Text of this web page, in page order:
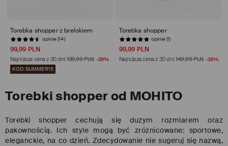
Torebka shopper z brelokiem
opinie (14)
99,99 PLN
Najniższa cena z 30 dni 139,99 PLN -29%
KOD: SUMMER15
Torebka shopper
opinie (1)
99,99 PLN
Najniższa cena z 30 dni 149,99 PLN -33%
Torebki shopper od MOHITO
Torebki shopper cechują się dużym rozmiarem oraz
pakownością. Ich style mogą być zróżnicowane: sportowe,
eleganckie, na co dzień. Zdecydowanie nie sugeruj się nazwą,